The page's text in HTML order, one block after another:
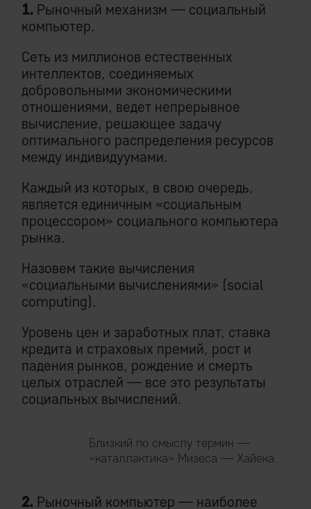
1. Рыночный механизм — социальный
компьютер.
Сеть из миллионов естественных
интеллектов, соединяемых
добровольными экономическими
отношениями, ведет непрерывное
вычисление, решающее задачу
оптимального распределения ресурсов
между индивидуумами.
Каждый из которых, в свою очередь,
является единичным «социальным
процессором» социального компьютера
рынка.
Назовем такие вычисления
«социальными вычислениями» (social
computing).
Уровень цен и заработных плат, ставка
кредита и страховых премий, рост и
падения рынков, рождение и смерть
целых отраслей — все это результаты
социальных вычислений.
Близкий по смыслу термин —
«каталлактика» Мизеса — Хайека.
2. Рыночный компьютер — наиболее